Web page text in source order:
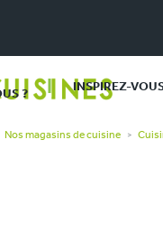
?
INSPIREZ-
Nos magasins de cuisine >